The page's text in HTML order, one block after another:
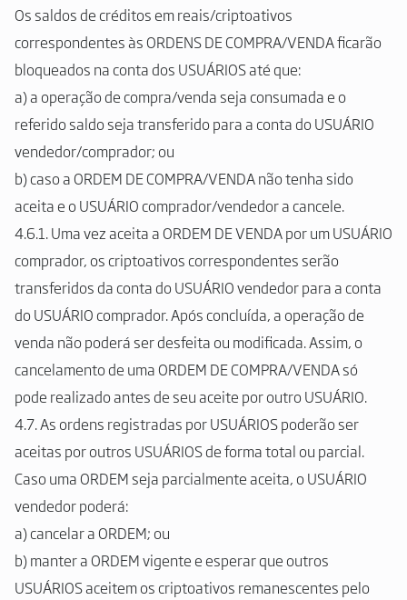
Os saldos de créditos em reais/criptoativos
correspondentes às ORDENS DE COMPRA/VENDA ficarão
bloqueados na conta dos USUÁRIOS até que:
a) a operação de compra/venda seja consumada e o
referido saldo seja transferido para a conta do USUÁRIO
vendedor/comprador; ou
b) caso a ORDEM DE COMPRA/VENDA não tenha sido
aceita e o USUÁRIO comprador/vendedor a cancele.
4.6.1. Uma vez aceita a ORDEM DE VENDA por um USUÁRIO
comprador, os criptoativos correspondentes serão
transferidos da conta do USUÁRIO vendedor para a conta
do USUÁRIO comprador. Após concluída, a operação de
venda não poderá ser desfeita ou modificada. Assim, o
cancelamento de uma ORDEM DE COMPRA/VENDA só
pode realizado antes de seu aceite por outro USUÁRIO.
4.7. As ordens registradas por USUÁRIOS poderão ser
aceitas por outros USUÁRIOS de forma total ou parcial.
Caso uma ORDEM seja parcialmente aceita, o USUÁRIO
vendedor poderá:
a) cancelar a ORDEM; ou
b) manter a ORDEM vigente e esperar que outros
USUÁRIOS aceitem os criptoativos remanescentes pelo